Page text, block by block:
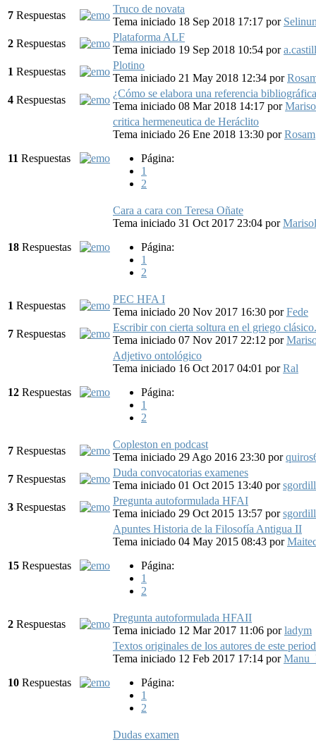
7 Respuestas
Truco de novata
Tema iniciado 18 Sep 2018 17:17 por
2 Respuestas
Plataforma ALF
Tema iniciado 19 Sep 2018 10:54 por
1 Respuestas
Plotino
Tema iniciado 21 May 2018 12:34 por
4 Respuestas
¿Cómo se elabora una referencia
Tema iniciado 08 Mar 2018 14:17 por
11 Respuestas
critica hermeneutica de Heráclito
Tema iniciado 26 Ene 2018 13:30 porRosam
Página:
1
2
18 Respuestas
Cara a cara con Teresa Oñate
Tema iniciado 31 Oct 2017 23:04 porMarisol
Página:
1
2
1 Respuestas
PEC HFA I
Tema iniciado 20 Nov 2017 16:30 porFede
7 Respuestas
Escribir con cierta soltura en el griego clásico.
Tema iniciado 07 Nov 2017 22:12 por
12 Respuestas
Adjetivo ontológico
Tema iniciado 16 Oct 2017 04:01 porRal
Página:
1
2
7 Respuestas
Copleston en podcast
Tema iniciado 29 Ago 2016 23:30 por
7 Respuestas
Duda convocatorias examenes
Tema iniciado 01 Oct 2015 13:40 por
3 Respuestas
Pregunta autoformulada HFAI
Tema iniciado 29 Oct 2015 13:57 por
15 Respuestas
Apuntes Historia de la Filosofía Antigua II
Tema iniciado 04 May 2015 08:43 por
Página:
1
2
2 Respuestas
Pregunta autoformulada HFAII
Tema iniciado 12 Mar 2017 11:06 porladym
10 Respuestas
Textos originales de los autores de este
Tema iniciado 12 Feb 2017 17:14 por
Página:
1
2
Dudas examen